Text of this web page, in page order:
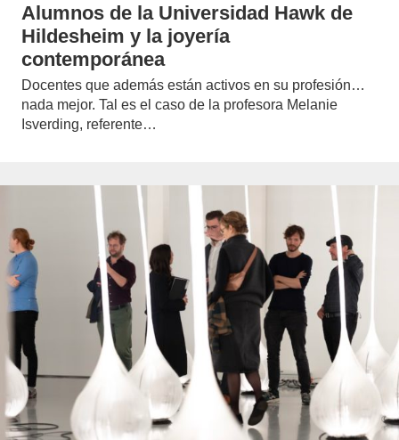
Alumnos de la Universidad Hawk de
Hildesheim y la joyería
contemporánea
Docentes que además están activos en su profesión…
nada mejor. Tal es el caso de la profesora Melanie
Isverding, referente…